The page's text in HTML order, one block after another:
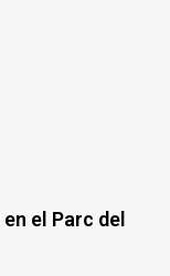
el Parc del